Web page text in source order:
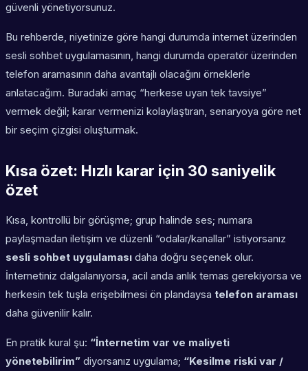
güvenli yönetiyorsunuz.
Bu rehberde, niyetinize göre hangi durumda internet üzerinden
sesli sohbet uygulamasının, hangi durumda operatör üzerinden
telefon aramasının daha avantajlı olacağını örneklerle
anlatacağım. Buradaki amaç “herkese uyan tek tavsiye”
vermek değil; karar vermenizi kolaylaştıran, senaryoya göre net
bir seçim çizgisi oluşturmak.
Kısa özet: Hızlı karar için 30 saniyelik
özet
Kısa, kontrollü bir görüşme; grup halinde ses; numara
paylaşmadan iletişim ve düzenli “odalar/kanallar” istiyorsanız
sesli sohbet uygulaması daha doğru seçenek olur.
İnternetiniz dalgalanıyorsa, acil anda anlık temas gerekiyorsa ve
herkesin tek tuşla erişebilmesi ön plandaysa telefon araması
daha güvenilir kalır.
En pratik kural şu: “İnternetim var ve maliyeti
yönetebilirim” diyorsanız uygulama; “Kesilme riski var /